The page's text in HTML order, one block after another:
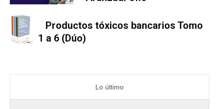
Productos tóxicos bancarios Tomo
1 a 6 (Dúo)
Lo último